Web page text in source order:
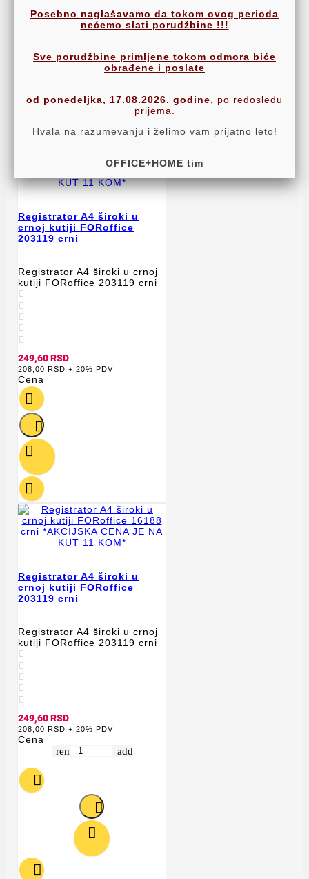
Crnoj Kutiji FORoffice
203119 Crni
249,60 RSD
208,00 RSD + 20% PDV
Registrator A4 široki u
crnoj kutiji FORoffice
203119 crni
Registrator A4 široki u crnoj
kutiji FORoffice 203119 crni





249,60 RSD
208,00 RSD + 20% PDV
Cena




Registrator A4 široki u
crnoj kutiji FORoffice
203119 crni
Registrator A4 široki u crnoj
kutiji FORoffice 203119 crni





249,60 RSD
208,00 RSD + 20% PDV
Cena
remove
add




Posebno naglašavamo da tokom ovog perioda
nećemo slati porudžbine !!!
Sve porudžbine primljene tokom odmora biće
obrađene i poslate
od ponedeljka, 17.08.2026. godine , po redosledu
prijema.
Hvala na razumevanju i želimo vam prijatno leto!
OFFICE+HOME tim